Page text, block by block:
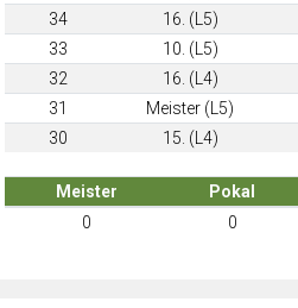
34
16. (L5)
33
10. (L5)
32
16. (L4)
31
Meister (L5)
30
15. (L4)
Meister Pokal
0
0